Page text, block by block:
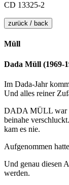
CD 13325-2
zurück / back
Müll
Dada Müll (1969-
Im Dada-Jahr
Und alles reiner
DADA MÜLL war
beinahe
kam es nie.
Aufgenommen
Und genau diesen
werden.